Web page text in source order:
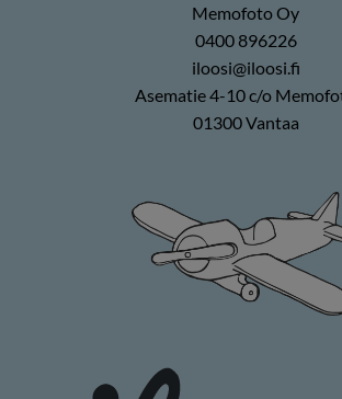
Memofoto Oy
0400 896226
iloosi@iloosi.fi
Asematie 4-10 c/o
01300 Vantaa